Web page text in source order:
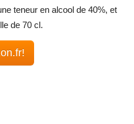
teneur en alcool de 40%, et
de 70 cl.